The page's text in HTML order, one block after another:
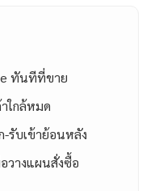
ทันทีที่ขาย
ใกล้หมด
-รับเข้าย้อนหลัง
วางแผนสั่งซื้อ